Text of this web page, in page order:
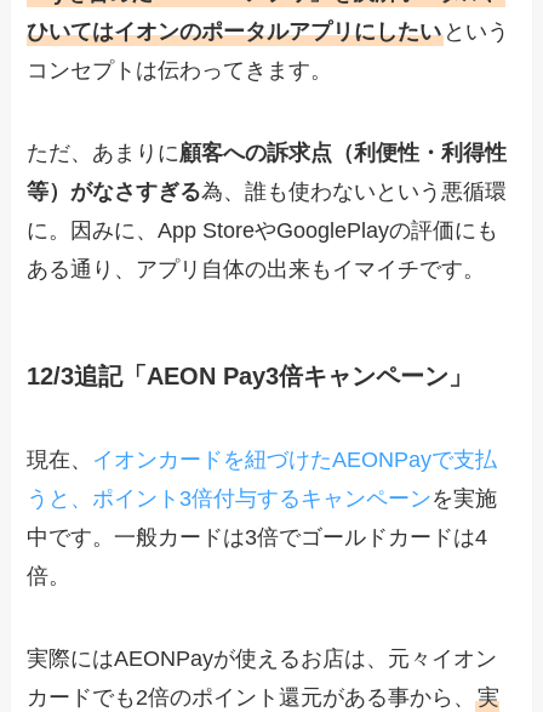
ひいてはイオンのポータルアプリにしたい という
コンセプトは伝わってきます。
ただ、あまりに顧客への訴求点（利便性・利得性
等）がなさすぎる為、誰も使わないという悪循環
に。因みに、App StoreやGooglePlayの評価にも
ある通り、アプリ自体の出来もイマイチです。
12/3追記「 AEON Pay3倍キャンペーン」
現在、 イオンカードを紐づけたAEONPayで支払
うと、ポイント3倍付与するキャンペーンを実施
中です。一般カードは3倍でゴールドカードは4
倍。
実際にはAEONPayが使えるお店は、元々イオン
カードでも2倍のポイント還元がある事から、実